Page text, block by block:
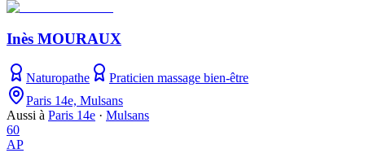
Inès MOURAUX
Naturopathe
Praticien massage bien-être
Paris 14e, Mulsans
Aussi à Paris 14e · Mulsans
60
AP